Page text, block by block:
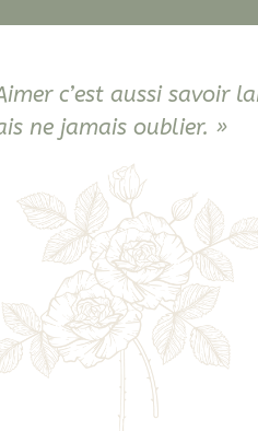
c’est aussi savoir
ne jamais oublier. »